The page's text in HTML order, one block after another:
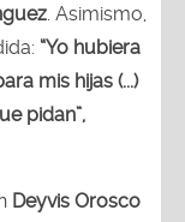
. Asimismo,
“Yo hubiera
mis hijas (...)
pidan”,
Deyvis Orosco